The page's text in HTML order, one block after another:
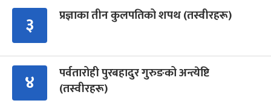
३ प्रज्ञाका तीन कुलपतिको शपथ (तस्वीरहरू)
४
पर्वतारोही पुरबहादुर गुरुङको अन्त्येष्टि
(तस्वीरहरू)